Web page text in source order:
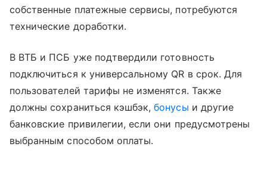
собственные платежные сервисы, потребуются
технические доработки.
В ВТБ и ПСБ уже подтвердили готовность
подключиться к универсальному QR в срок. Для
пользователей тарифы не изменятся. Также
должны сохраниться кэшбэк,бонусы и другие
банковские привилегии, если они предусмотрены
выбранным способом оплаты.